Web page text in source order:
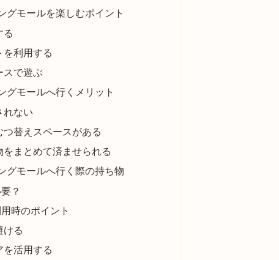
グモールを楽しむポイント
る
を利用する
スで遊ぶ
グモールへ行くメリット
れない
つ替えスペースがある
をまとめて済ませられる
グモールへ行く際の持ち物
？
時のポイント
ける
を活用する